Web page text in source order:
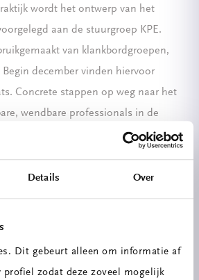
Details Over
Dit gebeurt alleen om informatie af
zodat deze zoveel mogelijk
wordt het ontwerp van het
aan de stuurgroep KPE.
van klankbordgroepen,
december vinden hiervoor
Concrete stappen op weg naar het
wendbare professionals in de
online omgeving als gast. Later in
als partner uw eigen